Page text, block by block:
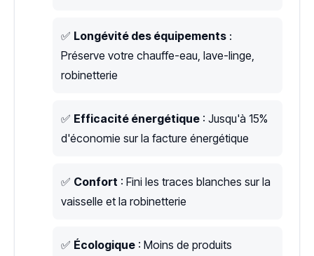
✅ Longévité des équipements :
Préserve votre chauffe-eau, lave-linge,
robinetterie
✅ Efficacité énergétique : Jusqu'à 15%
d'économie sur la facture énergétique
✅ Confort : Fini les traces blanches sur la
vaisselle et la robinetterie
✅ Écologique : Moins de produits